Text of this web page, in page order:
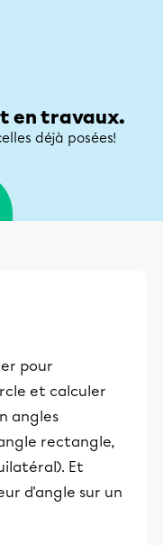
en travaux.
déjà posées!
pour
et calculer
angles
rectangle,
Et
d'angle sur un